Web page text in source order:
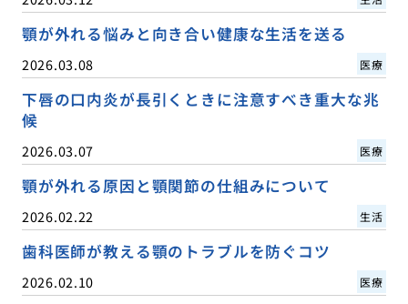
顎が外れる悩みと向き合い健康な生活を送る
2026.03.08 医療
下唇の口内炎が長引くときに注意すべき重大な兆
候
2026.03.07 医療
顎が外れる原因と顎関節の仕組みについて
2026.02.22 生活
歯科医師が教える顎のトラブルを防ぐコツ
2026.02.10 医療